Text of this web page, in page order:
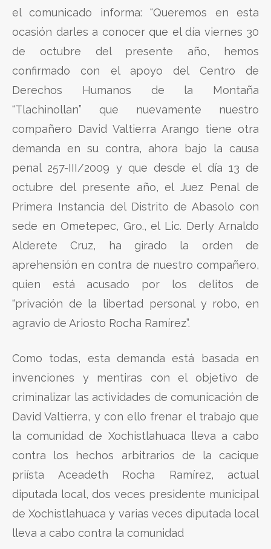
el comunicado informa: “Queremos en esta
ocasión darles a conocer que el día viernes 30
de octubre del presente año, hemos
confirmado con el apoyo del Centro de
Derechos Humanos de la Montaña
“Tlachinollan” que nuevamente nuestro
compañero David Valtierra Arango tiene otra
demanda en su contra, ahora bajo la causa
penal 257-III/2009 y que desde el día 13 de
octubre del presente año, el Juez Penal de
Primera Instancia del Distrito de Abasolo con
sede en Ometepec, Gro., el Lic. Derly Arnaldo
Alderete Cruz, ha girado la orden de
aprehensión en contra de nuestro compañero,
quien está acusado por los delitos de
“privación de la libertad personal y robo, en
agravio de Ariosto Rocha Ramírez”.
Como todas, esta demanda está basada en
invenciones y mentiras con el objetivo de
criminalizar las actividades de comunicación de
David Valtierra, y con ello frenar el trabajo que
la comunidad de Xochistlahuaca lleva a cabo
contra los hechos arbitrarios de la cacique
priísta Aceadeth Rocha Ramírez, actual
diputada local, dos veces presidente municipal
de Xochistlahuaca y varias veces diputada local
lleva a cabo contra la comunidad